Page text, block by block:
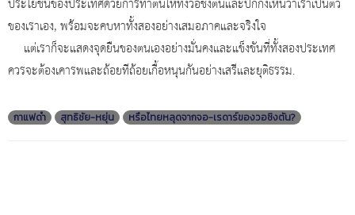
ประโยชน์ของประเทศด้วยการทำตนให้ทั้งวอชิงตันและปักกิ่งเห็นว่าเราเป็นตัว
ของเราเอง, พร้อมจะคบหาทั้งสองอย่างเสมอภาคและจริงใจ
แต่เราก็จะแสดงจุดยืนของตนเองอย่างมั่นคงและแข็งขันที่ทั้งสองประเทศ
ควรจะต้องเคารพและถ้อยทีถ้อยเกื้อหนุนกันอย่างเสรีและยุติธรรม.
กาแฟดำ สุทธิชัย-หยุ่น หรือไทยหลุดจากจอ-เรดาร์ของวอชิงตัน?